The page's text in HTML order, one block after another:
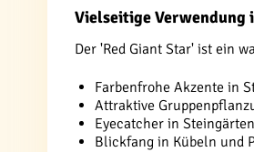
Vielseitige Verwendung
Der 'Red Giant Star' ist ein
Farbenfrohe Akzente in
Attraktive
Eyecatcher in Steingärten
Blickfang in Kübeln und